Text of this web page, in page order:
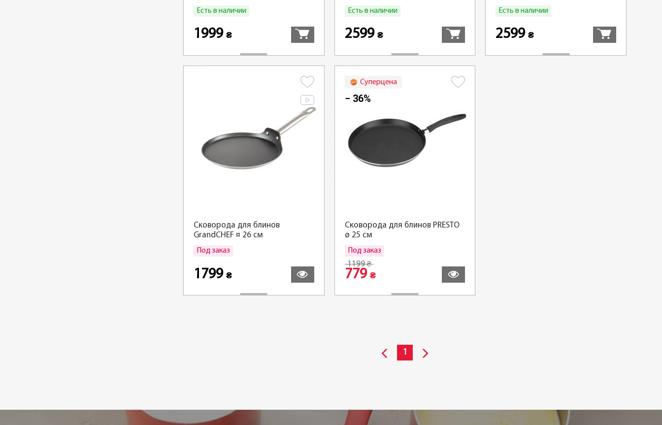
Есть в наличии
1999 ₴
Есть в наличии
2599 ₴
Есть в наличии
2599₴
Сковорода для блинов
GrandCHEF ¤ 26 см
Под заказ
1799 ₴
Суперцена
− 36%
Сковорода для блинов PRESTO
ø 25 см
Под заказ
1199₴
779 ₴
1